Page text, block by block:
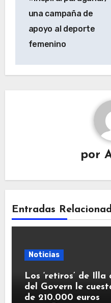
entradas
una campaña de
apoyo al deporte
femenino
por
Entradas
Noticias
Los ‘retiros’ de Illa
del Govern le
de 210.000 euros